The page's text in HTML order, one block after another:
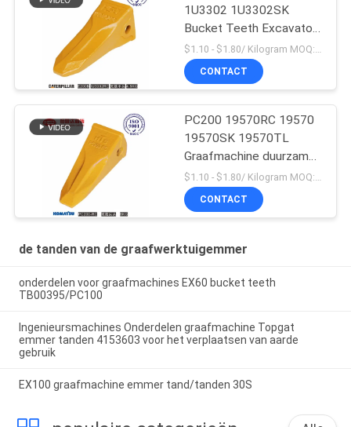
1U3302 1U3302SK
Bucket Teeth Excavator
Massaproductie
$1.10 - $1.80/ Kilogram MOQ:100 Kilogram/Kilograms
CONTACT
PC200 19570RC 19570
19570SK 19570TL
Graafmachine duurzame
emmertanden voor
Komatsu
$1.10 - $1.80/ Kilogram MOQ:100 Kilogram/Kilogram
CONTACT
de tanden van de graafwerktuigemmer
onderdelen voor graafmachines EX60 bucket teeth
TB00395/PC100
Ingenieursmachines Onderdelen graafmachine Topgat
emmer tanden 4153603 voor het verplaatsen van aarde
gebruik
EX100 graafmachine emmer tand/tanden 30S